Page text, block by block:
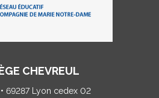
CHEVREUL
• 69287 Lyon cedex 02